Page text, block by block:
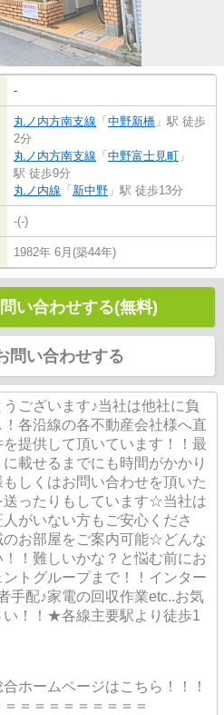
-
丸ノ内方南支線 「 中野新橋 」駅 徒歩
2分
丸ノ内方南支線 「 中野富士見町 」
駅 徒歩9分
丸ノ内線 「 新中野 」駅 徒歩13分
-(-)
1982年 6月(築44年)
い合わせする(無料)
問い合わせする
ございます♪当社は他社に負
各沿線の各不動産会社様へ直
提供して頂いています！！最
載せるまでにも時間がかかり
しくはお問い合わせを頂いた
送ったりもしています☆当社は
がいない方もご安心くださ
のお部屋をご案内可能☆どんな
！難しいかな？と悩む前にお
トグループまで！！インター
手配♪家電の回収作業etc..お気
！！★各線主要駅より徒歩1
ホームページはこちら！！！
＝＝＝＝＝＝＝＝＝